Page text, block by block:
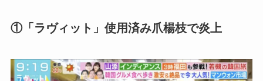
①「ラヴィット」使用済み爪楊枝で炎上